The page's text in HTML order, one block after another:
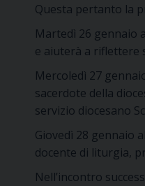
Questa pertanto la
Martedì 26 gennaio
e aiuterà a riflettere
Mercoledì 27
sacerdote della
servizio diocesano
Giovedì 28 gennaio
docente di liturgia,
Nell’incontro